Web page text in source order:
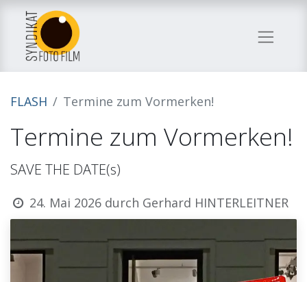
FLASH Termine zum Vormerken!
Termine zum Vormerken!
SAVE THE DATE(s)
24. Mai 2026 durch Gerhard HINTERLEITNER